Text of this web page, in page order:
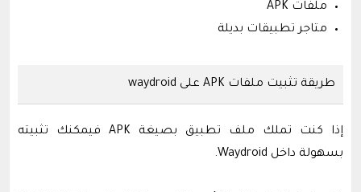
ملفات APK
متاجر تطبيقات بديلة
طريقة تثبيت ملفات APK على waydroid
إذا كنت تملك ملف تطبيق بصيغة APK فيمكنك تثبيته
بسهولة داخل Waydroid.